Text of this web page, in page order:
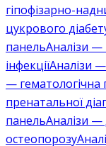
гіпофізарно-
цукрового
панельАналізи —
інфекціїАналізи
— гематологічна
пренатальної
панельАналізи —
остеопорозу